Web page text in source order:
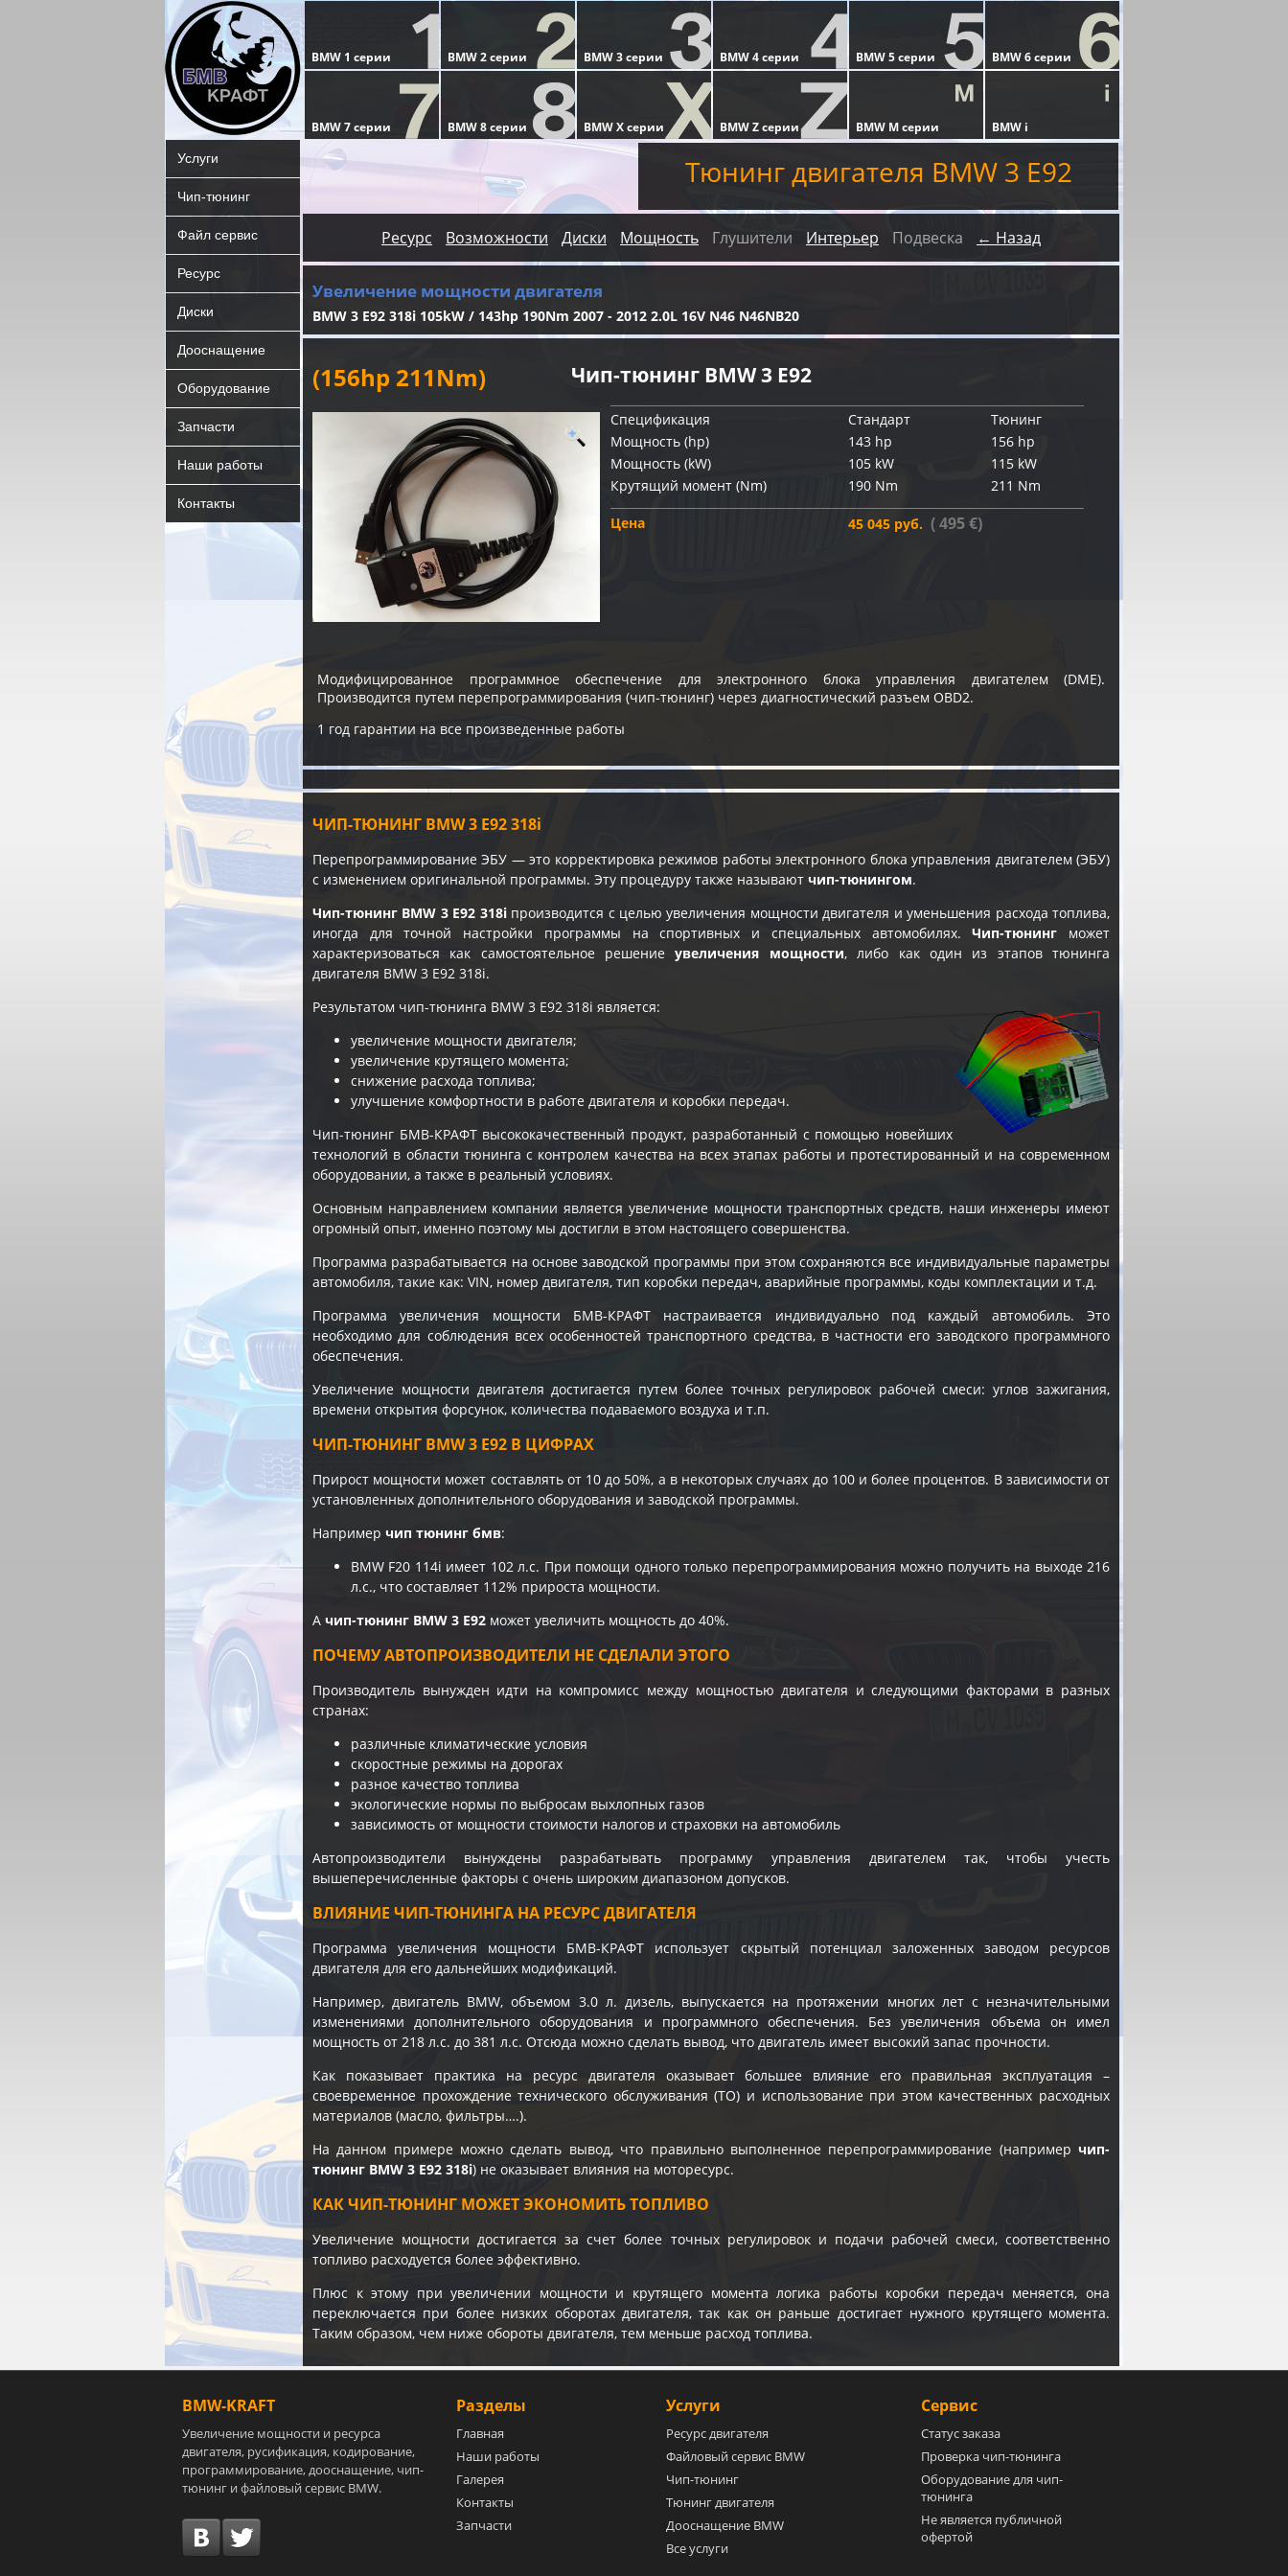
Услуги
Чип-тюнинг
Файл сервис
Ресурс
Диски
Дооснащение
Оборудование
Запчасти
Наши работы
Контакты
Тюнинг двигателя BMW 3 E92
Ресурс Возможности Диски Мощность Глушители Интерьер Подвеска ← Назад
Увеличение мощности двигателя
BMW 3 E92 318i 105kW / 143hp 190Nm 2007 - 2012 2.0L 16V N46 N46NB20
(156hp 211Nm) Чип-тюнинг BMW 3 E92
Спецификация Стандарт
Тюнинг
Мощность (hp)
143 hp
156 hp
Мощность (kW)
105 kW
115 kW
Крутящий момент (Nm)
190 Nm 211 Nm
Цена 45 045 руб. ( 495 €)
Модифицированное программное обеспечение для электронного блока управления двигателем (DME).
Производится путем перепрограммирования (чип-тюнинг) через диагностический разъем OBD2.
1 год гарантии на все произведенные работы
ЧИП-ТЮНИНГ BMW 3 E92 318i
Перепрограммирование ЭБУ — это корректировка режимов работы электронного блока управления двигателем (ЭБУ)
с изменением оригинальной программы. Эту процедуру также называют чип-тюнингом.
Чип-тюнинг BMW 3 E92 318iпроизводится с целью увеличения мощности двигателя и уменьшения расхода топлива,
иногда для точной настройки программы на спортивных и специальных автомобилях.Чип-тюнинг может
характеризоваться как самостоятельное решениеувеличения мощности, либо как один из этаповтюнинга
двигателя BMW 3 E92 318i.
Результатом чип-тюнинга BMW 3 E92 318i является:
увеличение мощности двигателя;
увеличение крутящего момента;
снижение расхода топлива;
улучшение комфортности в работе двигателя и коробки передач.
Чип-тюнинг БМВ-КРАФТ высококачественный продукт, разработанный с помощью новейших
технологий в области тюнинга с контролем качества на всех этапах работы и протестированный и на современном
оборудовании, а также в реальный условиях.
Основным направлением компании является увеличение мощности транспортных средств, наши инженеры имеют
огромный опыт, именно поэтому мы достигли в этом настоящего совершенства.
Программа разрабатывается на основе заводской программы при этом сохраняются все индивидуальные параметры
автомобиля, такие как: VIN, номер двигателя, тип коробки передач, аварийные программы, коды комплектации и т.д.
Программа увеличения мощности БМВ-КРАФТ настраивается индивидуально под каждый автомобиль. Это
необходимо для соблюдения всех особенностей транспортного средства, в частности его заводского программного
обеспечения.
Увеличение мощности двигателя достигается путем более точных регулировок рабочей смеси: углов зажигания,
времени открытия форсунок, количества подаваемого воздуха и т.п.
ЧИП-ТЮНИНГ BMW 3 E92 В ЦИФРАХ
Прирост мощности может составлять от 10 до 50%, а в некоторых случаях до 100 и более процентов. В зависимости от
установленных дополнительного оборудования и заводской программы.
Например чип тюнинг бмв:
BMW F20 114i имеет 102 л.с. При помощи одного только перепрограммирования можно получить на выходе 216
л.с., что составляет 112% прироста мощности.
А чип-тюнинг BMW 3 E92 может увеличить мощность до 40%.
ПОЧЕМУ АВТОПРОИЗВОДИТЕЛИ НЕ СДЕЛАЛИ ЭТОГО
Производитель вынужден идти на компромисс между мощностью двигателя и следующими факторами в разных
странах:
различные климатические условия
скоростные режимы на дорогах
разное качество топлива
экологические нормы по выбросам выхлопных газов
зависимость от мощности стоимости налогов и страховки на автомобиль
Автопроизводители вынуждены разрабатывать программу управления двигателем так, чтобы учесть
вышеперечисленные факторы с очень широким диапазоном допусков.
ВЛИЯНИЕ ЧИП-ТЮНИНГА НА РЕСУРС ДВИГАТЕЛЯ
Программа увеличения мощности БМВ-КРАФТ использует скрытый потенциал заложенных заводом ресурсов
двигателя для его дальнейших модификаций.
Например, двигатель BMW, объемом 3.0 л. дизель, выпускается на протяжении многих лет с незначительными
изменениями дополнительного оборудования и программного обеспечения. Без увеличения объема он имел
мощность от 218 л.с. до 381 л.с. Отсюда можно сделать вывод, что двигатель имеет высокий запас прочности.
Как показывает практика на ресурс двигателя оказывает большее влияние его правильная эксплуатация –
своевременное прохождение технического обслуживания (ТО) и использование при этом качественных расходных
материалов (масло, фильтры….).
На данном примере можно сделать вывод, что правильно выполненное перепрограммирование (например чип-
тюнинг BMW 3 E92 318i) не оказывает влияния на моторесурс.
КАК ЧИП-ТЮНИНГ МОЖЕТ ЭКОНОМИТЬ ТОПЛИВО
Увеличение мощности достигается за счет более точных регулировок и подачи рабочей смеси, соответственно
топливо расходуется более эффективно.
Плюс к этому при увеличении мощности и крутящего момента логика работы коробки передач меняется, она
переключается при более низких оборотах двигателя, так как он раньше достигает нужного крутящего момента.
Таким образом, чем ниже обороты двигателя, тем меньше расход топлива.
BMW-KRAFT
Увеличение мощности и ресурса
двигателя, русификация, кодирование,
программирование, дооснащение, чип-
тюнинг и файловый сервис BMW.
Разделы
Главная
Наши работы
Галерея
Контакты
Запчасти
Услуги
Ресурс двигателя
Файловый сервис BMW
Чип-тюнинг
Тюнинг двигателя
Дооснащение BMW
Все услуги
Сервис
Статус заказа
Проверка чип-тюнинга
Оборудование для чип-
тюнинга
Не является публичной
офертой